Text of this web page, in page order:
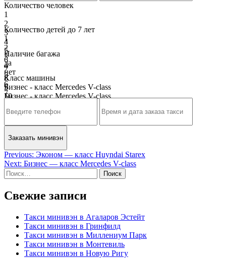
Количество человек
1
2
3
4
5
6
7
8
9
10
Количество детей до 7 лет
1
2
3
4
5
6
7
9
Наличие багажа
да
нет
Класс машины
Бизнес - класс Mercedes V-class
Бизнес - класс Mercedes V-class
Навигация
по
записям
Previous: Эконом — класс Huyndai Starex
Next: Бизнес — класс Mercedes V-class
Найти:
Свежие записи
Такси минивэн в Агаларов Эстейт
Такси минивэн в Гринфилд
Такси минивэн в Миллениум Парк
Такси минивэн в Монтевиль
Такси минивэн в Новую Ригу